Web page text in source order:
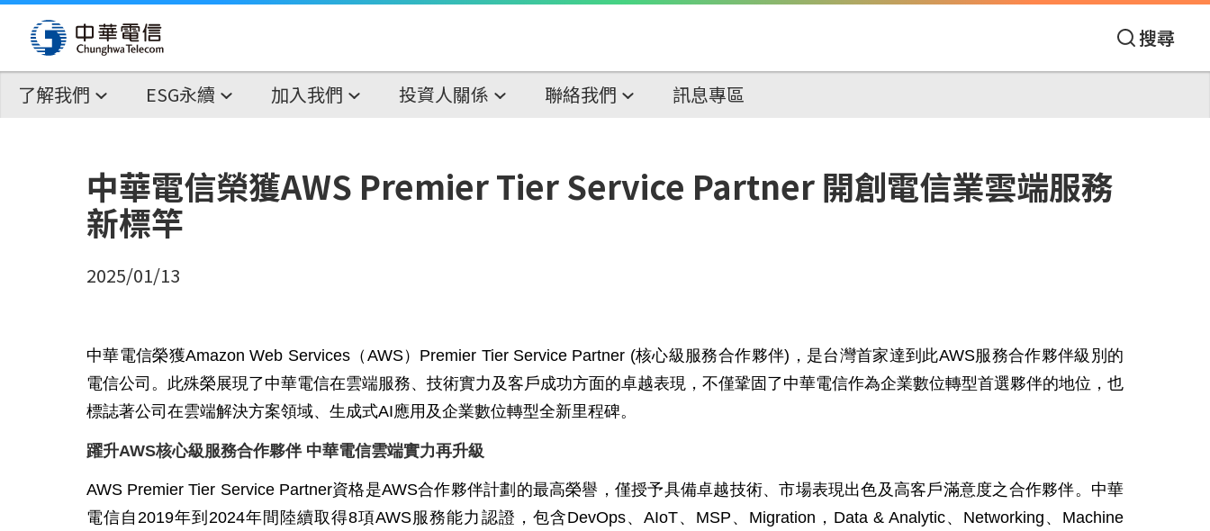
搜尋
了解我們 ESG永續 加入我們 投資人關係 聯絡我們 訊息專區
中華電信榮獲AWS Premier Tier Service Partner 開創電信業雲端服務
新標竿
2025/01/13
中華電信榮獲Amazon Web Services（AWS）Premier Tier Service Partner (核心級服務合作夥伴)，是台灣首家達到此AWS服務合作夥伴級別的
電信公司。此殊榮展現了中華電信在雲端服務、技術實力及客戶成功方面的卓越表現，不僅鞏固了中華電信作為企業數位轉型首選夥伴的地位，也
標誌著公司在雲端解決方案領域、生成式AI應用及企業數位轉型全新里程碑。
躍升AWS核心級服務合作夥伴 中華電信雲端實力再升級
AWS Premier Tier Service Partner資格是AWS合作夥伴計劃的最高榮譽，僅授予具備卓越技術、市場表現出色及高客戶滿意度之合作夥伴。中華
電信自2019年到2024年間陸續取得8項AWS服務能力認證，包含DevOps、AIoT、MSP、Migration，Data & Analytic、Networking、Machine